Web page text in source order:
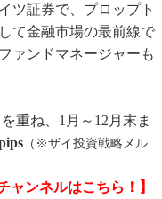
ツ証券で、プロップト
て金融市場の最前線で
ァンドマネージャーも
重ね、1月～12月末ま
（※ザイ投資戦略メル
ャンネルはこちら！】